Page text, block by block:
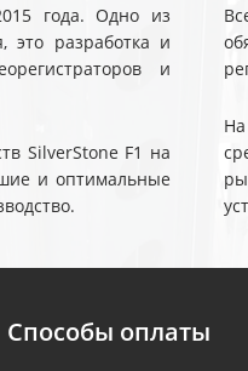
года. Одно из
это разработка и
и
SilverStone F1 на
и оптимальные
Способы оплаты